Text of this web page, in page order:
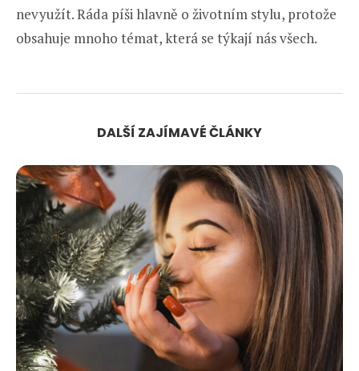
nevyužít. Ráda píši hlavně o životním stylu, protože
obsahuje mnoho témat, která se týkají nás všech.
DALŠÍ ZAJÍMAVÉ ČLÁNKY